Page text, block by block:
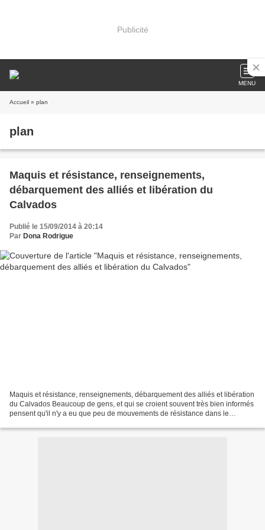
Publicité
MENU
Accueil » plan
plan
Maquis et résistance, renseignements,
débarquement des alliés et libération du
Calvados
Publié le 15/09/2014 à 20:14
Par Dona Rodrigue
Maquis et résistance, renseignements, débarquement des alliés et libération
du Calvados Beaucoup de gens, et qui se croient souvent très bien informés
pensent qu'il n'y a eu que peu de mouvements de résistance dans le